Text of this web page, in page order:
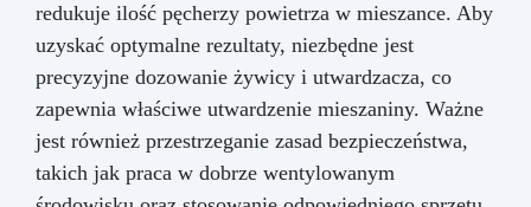
redukuje ilość pęcherzy powietrza w mieszance. Aby
uzyskać optymalne rezultaty, niezbędne jest
precyzyjne dozowanie żywicy i utwardzacza, co
zapewnia właściwe utwardzenie mieszaniny. Ważne
jest również przestrzeganie zasad bezpieczeństwa,
takich jak praca w dobrze wentylowanym